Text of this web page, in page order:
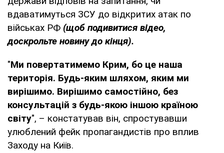
вдаватимуться ЗСУ до відкритих атак по
військах РФ (щоб подивитися відео,
доскрольте новину до кінця).
"Ми повертатимемо Крим, бо це наша
територія. Будь-яким шляхом, яким ми
вирішимо. Вирішимо самостійно, без
консультацій з будь-якою іншою країною
світу", – констатував він, спростувавши
улюблений фейк пропагандистів про вплив
Заходу на Київ.